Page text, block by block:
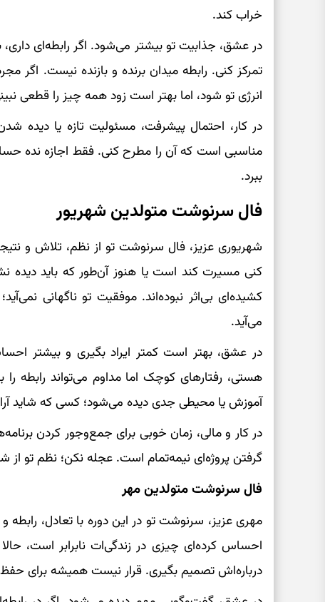
خراب کند.
در عشق، جذابیت تو بیشتر می‌شود. اگر رابطه‌ای
تمرکز کنی. رابطه میدان برنده و بازنده نیست.
انرژی تو شود، اما بهتر است زود همه چیز را قطعی
در کار، احتمال پیشرفت، مسئولیت تازه یا دیده
مناسبی است که آن را مطرح کنی. فقط اجازه نده
ببرد.
فال سرنوشت متولدین شهریور
شهریوری عزیز، فال سرنوشت تو از نظم، تلاش و
کنی مسیرت کند است یا هنوز آن‌طور که باید دیده
کشیده‌ای بی‌اثر نبوده‌اند. موفقیت تو ناگهانی
می‌آید.
در عشق، بهتر است کمتر ایراد بگیری و بیشتر
هستی، رفتارهای کوچک اما مداوم می‌تواند رابطه را
آموزش یا محیطی جدی دیده می‌شود؛ کسی که شاید
در کار و مالی، زمان خوبی برای جمع‌وجور کردن
گرفتن پروژه‌ای نیمه‌تمام است. عجله نکن؛ نظم تو
فال سرنوشت متولدین مهر
مهری عزیز، سرنوشت تو در این دوره با تعادل،
احساس کرده‌ای چیزی در زندگی‌ات نابرابر است،
درباره‌اش تصمیم بگیری. قرار نیست همیشه برای